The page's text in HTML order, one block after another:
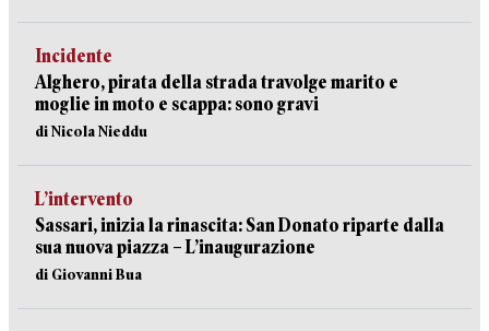
Incidente
Alghero, pirata della strada travolge marito e
moglie in moto e scappa: sono gravi
di Nicola Nieddu
L’intervento
Sassari, inizia la rinascita: San Donato riparte dalla
sua nuova piazza – L’inaugurazione
di Giovanni Bua